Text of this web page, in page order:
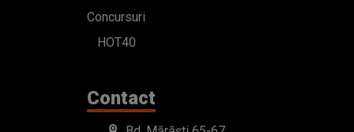
Concursuri
HOT40
Contact